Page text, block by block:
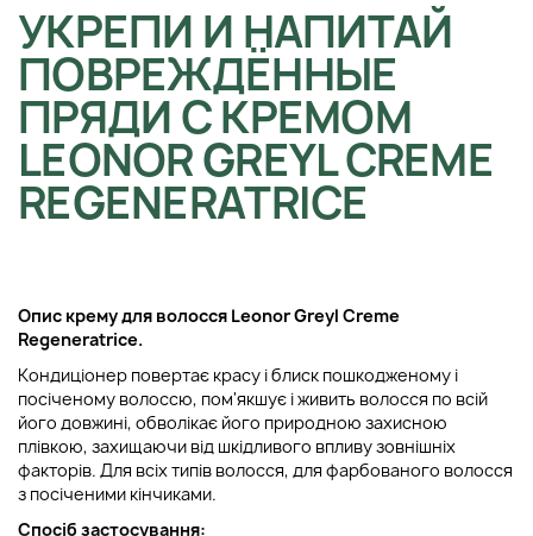
УКРЕПИ И НАПИТАЙ
ПОВРЕЖДЁННЫЕ
ПРЯДИ С КРЕМОМ
LEONOR GREYL CREME
REGENERATRICE
Опис крему для волосся Leonor Greyl Creme
Regeneratrice.
Кондиціонер повертає красу і блиск пошкодженому і
посіченому волоссю, пом'якшує і живить волосся по всій
його довжині, обволікає його природною захисною
плівкою, захищаючи від шкідливого впливу зовнішніх
факторів. Для всіх типів волосся, для фарбованого волосся
з посіченими кінчиками.
Спосіб застосування: